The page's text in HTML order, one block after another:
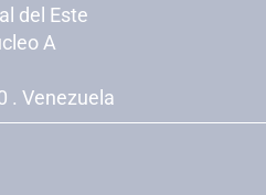
del Este
A
. Venezuela